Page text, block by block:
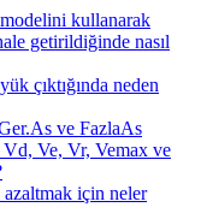
kullanarak
getirildiğinde nasıl
çıktığında neden
ve FazlaAs
Vd, Ve, Vr, Vemax ve
azaltmak için neler